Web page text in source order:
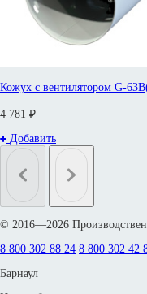
Кожух с вентилятором G-
4 781 ₽
Добавить
© 2016—2026
8 800 302 88 24 8 800 302 42
Барнаул